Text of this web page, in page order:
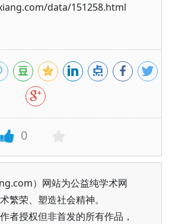
data/151258.html
0
）网站为公益纯学术网
繁荣、塑造社会精神。
者授权但非首发的所有作品，